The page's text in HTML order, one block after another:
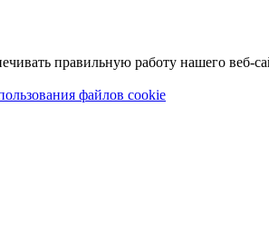
правильную работу нашего веб-
файлов cookie